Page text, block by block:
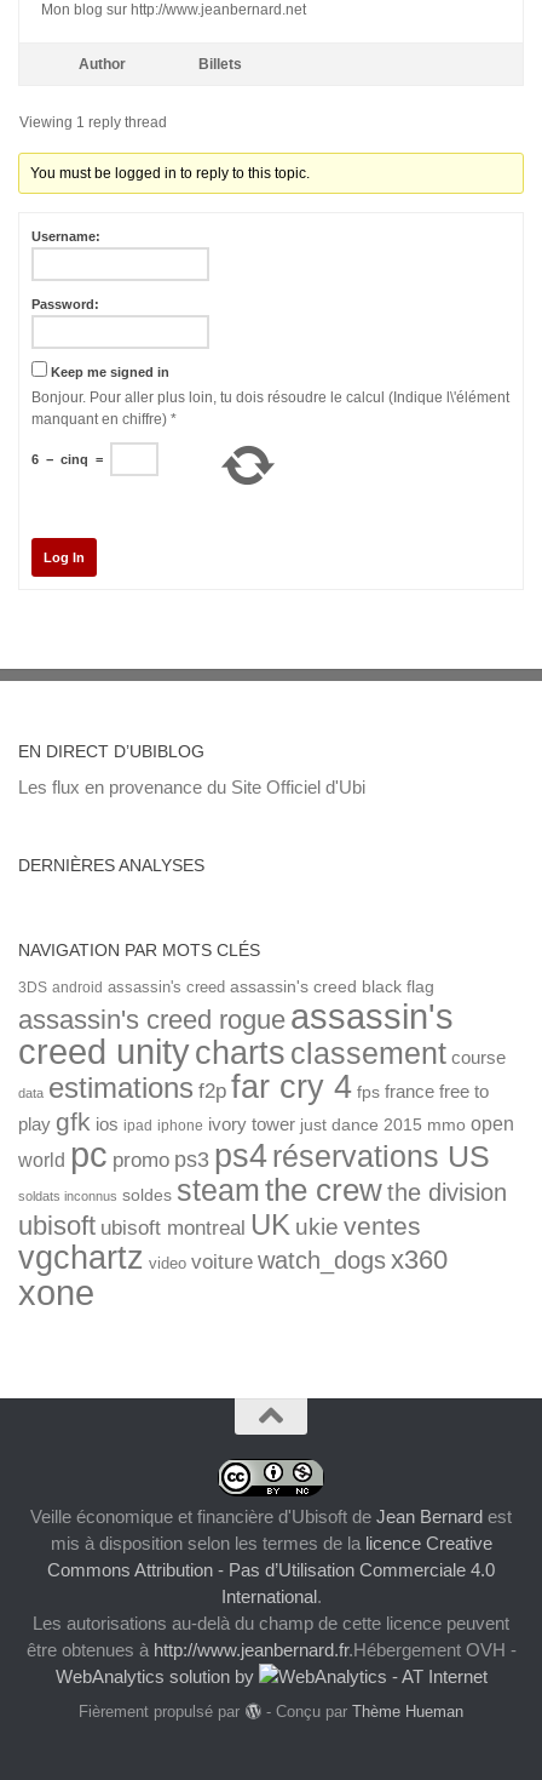
Mon blog sur http://www.jeanbernard.net
Author Billets
Viewing 1 reply thread
You must be logged in to reply to this topic.
Username:
Password:
Keep me signed in
Bonjour. Pour aller plus loin, tu dois résoudre le calcul (Indique l\'élément
manquant en chiffre) *
6 − cinq =
Log In
EN DIRECT D’UBIBLOG
Les flux en provenance du Site Officiel d'Ubi
DERNIÈRES ANALYSES
NAVIGATION PAR MOTS CLÉS
3DS android assassin's creed assassin's creed black flag
assassin's creed rogue assassin's
creed unitycharts classement course
data estimations f2p far cry 4 fps france free to
play gfk ios ipad iphone ivory tower just dance 2015 mmo open
world pc promo ps3 ps4réservations US
soldats inconnus soldes steamthe crewthe division
ubisoft ubisoft montreal UK ukie ventes
vgchartz video voiture watch_dogsx360
xone
Veille économique et financière d'Ubisoft de Jean Bernard est
mis à disposition selon les termes de la licence Creative
Commons Attribution - Pas d’Utilisation Commerciale 4.0
International.
Les autorisations au-delà du champ de cette licence peuvent
être obtenues à http://www.jeanbernard.fr.Hébergement OVH -
WebAnalytics solution by
Fièrement propulsé par - Conçu par Thème Hueman